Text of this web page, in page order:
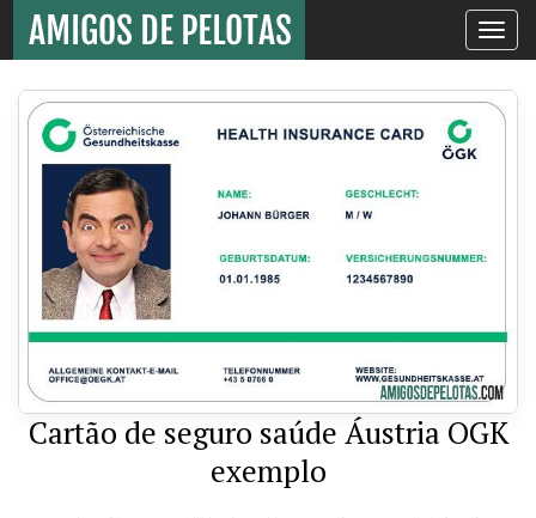
Toggle
Cartão de seguro saúde Áustria OGK
exemplo